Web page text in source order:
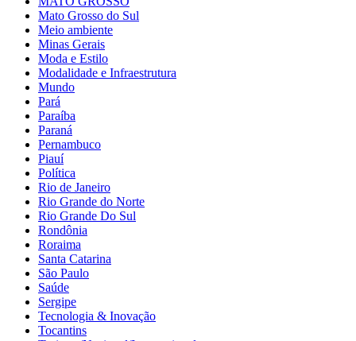
Mato Grosso do Sul
Meio ambiente
Minas Gerais
Moda e Estilo
Modalidade e Infraestrutura
Mundo
Pará
Paraíba
Paraná
Pernambuco
Piauí
Política
Rio de Janeiro
Rio Grande do Norte
Rio Grande Do Sul
Rondônia
Roraima
Santa Catarina
São Paulo
Saúde
Sergipe
Tecnologia & Inovação
Tocantins